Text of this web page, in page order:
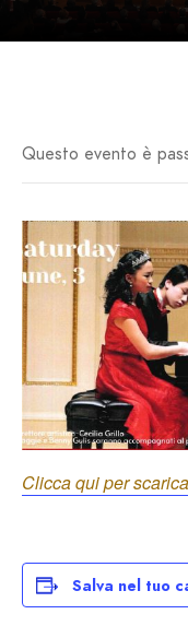
Questo evento è
Clicca qui per
Salva nel tuo